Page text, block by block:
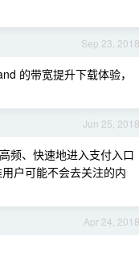
Sep 23, 2018
的带宽提升下载体验，
Jun 25, 2018
频、快速地进入支付入口
户可能不会去关注的内
Apr 24, 2018